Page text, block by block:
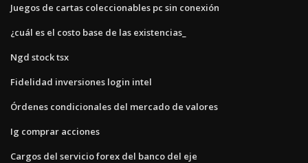
Juegos de cartas coleccionables pc sin conexión
¿cuál es el costo base de las existencias_
Ngd stock tsx
Fidelidad inversiones login intel
Órdenes condicionales del mercado de valores
Ig comprar acciones
Cargos del servicio forex del banco del eje